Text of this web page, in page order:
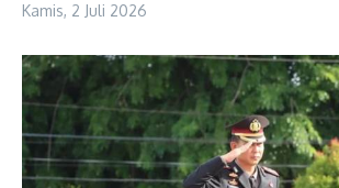
Kamis, 2 Juli 2026